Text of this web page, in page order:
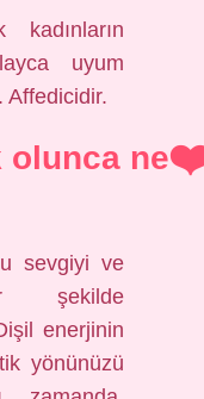
kadınların
uyum
Affedicidir.
ne
sevgiyi ve
şekilde
enerjinin
yönünüzü